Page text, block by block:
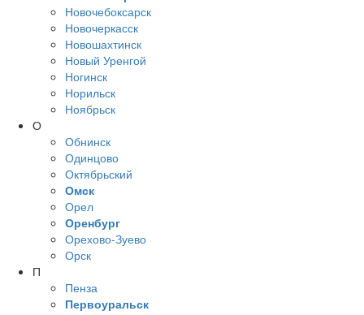
Новочебоксарск
Новочеркасск
Новошахтинск
Новый Уренгой
Ногинск
Норильск
Ноябрьск
О
Обнинск
Одинцово
Октябрьский
Омск
Орел
Оренбург
Орехово-Зуево
Орск
П
Пенза
Первоуральск